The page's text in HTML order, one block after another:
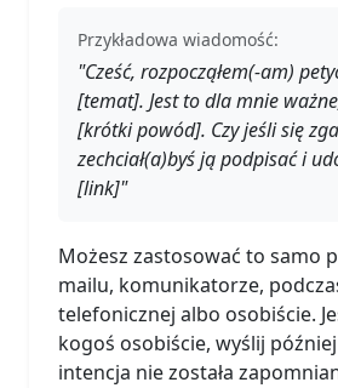
Przykładowa wiadomość:
"Cześć, rozpocząłem(-am)
[temat]. Jest to dla mnie
[krótki powód]. Czy jeśli się
zechciał(a)byś ją podpisać i
[link]"
Możesz zastosować to samo
mailu, komunikatorze,
telefonicznej albo osobiście.
kogoś osobiście, wyślij
intencja nie została